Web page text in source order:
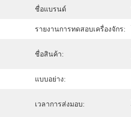
ชื่อแบรนด์
รายงานการทดสอบเครื่องจักร:
ชื่อสินค้า:
แบบอย่าง:
เวลาการส่งมอบ: